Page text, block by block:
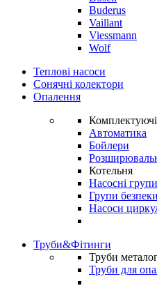
Buderus
Vaillant
Viessmann
Wolf
Теплові насоси
Сонячні колектори
Опалення
Комплектуючі
Автоматика
Бойлери
Котельня
Насосні
Групи безпеки
Насоси
Труби&Фітинги
Труби
Труби для